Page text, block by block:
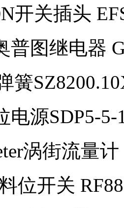
开关插头
普图继电器
簧
电源SDP5-5-
涡街流量
位开关